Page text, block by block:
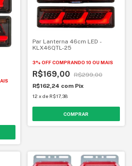
Par Lanterna 46cm LED -
KLX46QTL-25
3% OFF COMPRANDO 10 OU MAIS
R$169,00
R$299,00
R$162,24 com Pix
12 x de R$17,38